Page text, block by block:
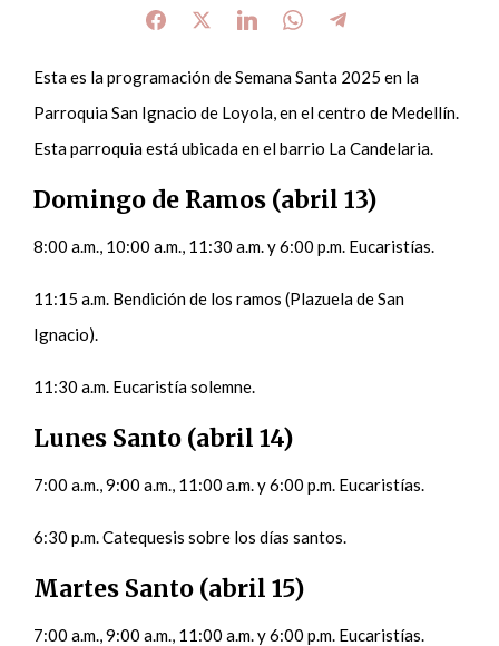
Esta es la programación de Semana Santa 2025 en la
Parroquia San Ignacio de Loyola, en el centro de Medellín.
Esta parroquia está ubicada en el barrio La Candelaria.
Domingo de Ramos (abril 13)
8:00 a.m., 10:00 a.m., 11:30 a.m. y 6:00 p.m. Eucaristías.
11:15 a.m. Bendición de los ramos (Plazuela de San
Ignacio).
11:30 a.m. Eucaristía solemne.
Lunes Santo (abril 14)
7:00 a.m., 9:00 a.m., 11:00 a.m. y 6:00 p.m. Eucaristías.
6:30 p.m. Catequesis sobre los días santos.
Martes Santo (abril 15)
7:00 a.m., 9:00 a.m., 11:00 a.m. y 6:00 p.m. Eucaristías.